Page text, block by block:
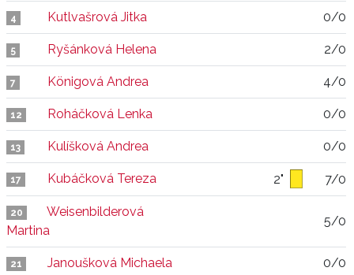
4 Kutlvašrová Jitka 0/0
5 Ryšánková Helena 2/0
7 Königová Andrea 4/0
12 Roháčková Lenka 0/0
13 Kulíšková Andrea 0/0
17 Kubáčková Tereza 2" 7/0
20
Weisenbilderová
Martina
5/0
21 Janoušková Michaela 0/0